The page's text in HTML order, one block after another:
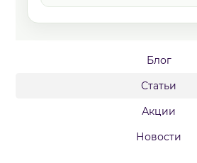
Блог
Статьи
Акции
Новости